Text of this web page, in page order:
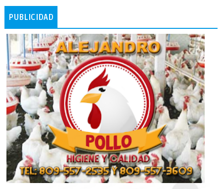
PUBLICIDAD